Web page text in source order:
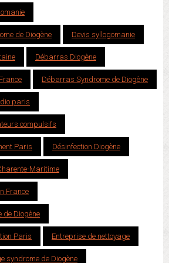
de Diogène Devis syllogomanie
Débarras Diogène
Débarras Syndrome de Diogène
paris
compulsifs
Paris Désinfection Diogène
Maritime
France
de Diogène
Paris Entreprise de nettoyage
syndrome de Diogène